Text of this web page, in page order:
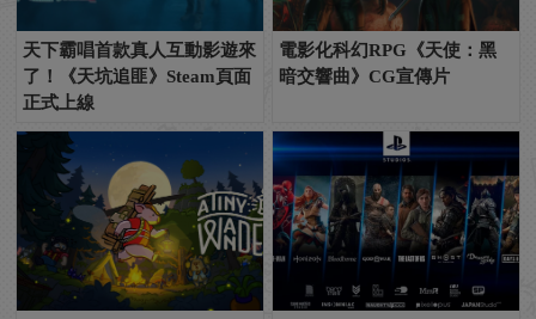
天下霸唱首款真人互動影遊來
了！《天坑追匪》Steam頁面
正式上線
電影化科幻RPG《天使：黑
暗交響曲》CG宣傳片